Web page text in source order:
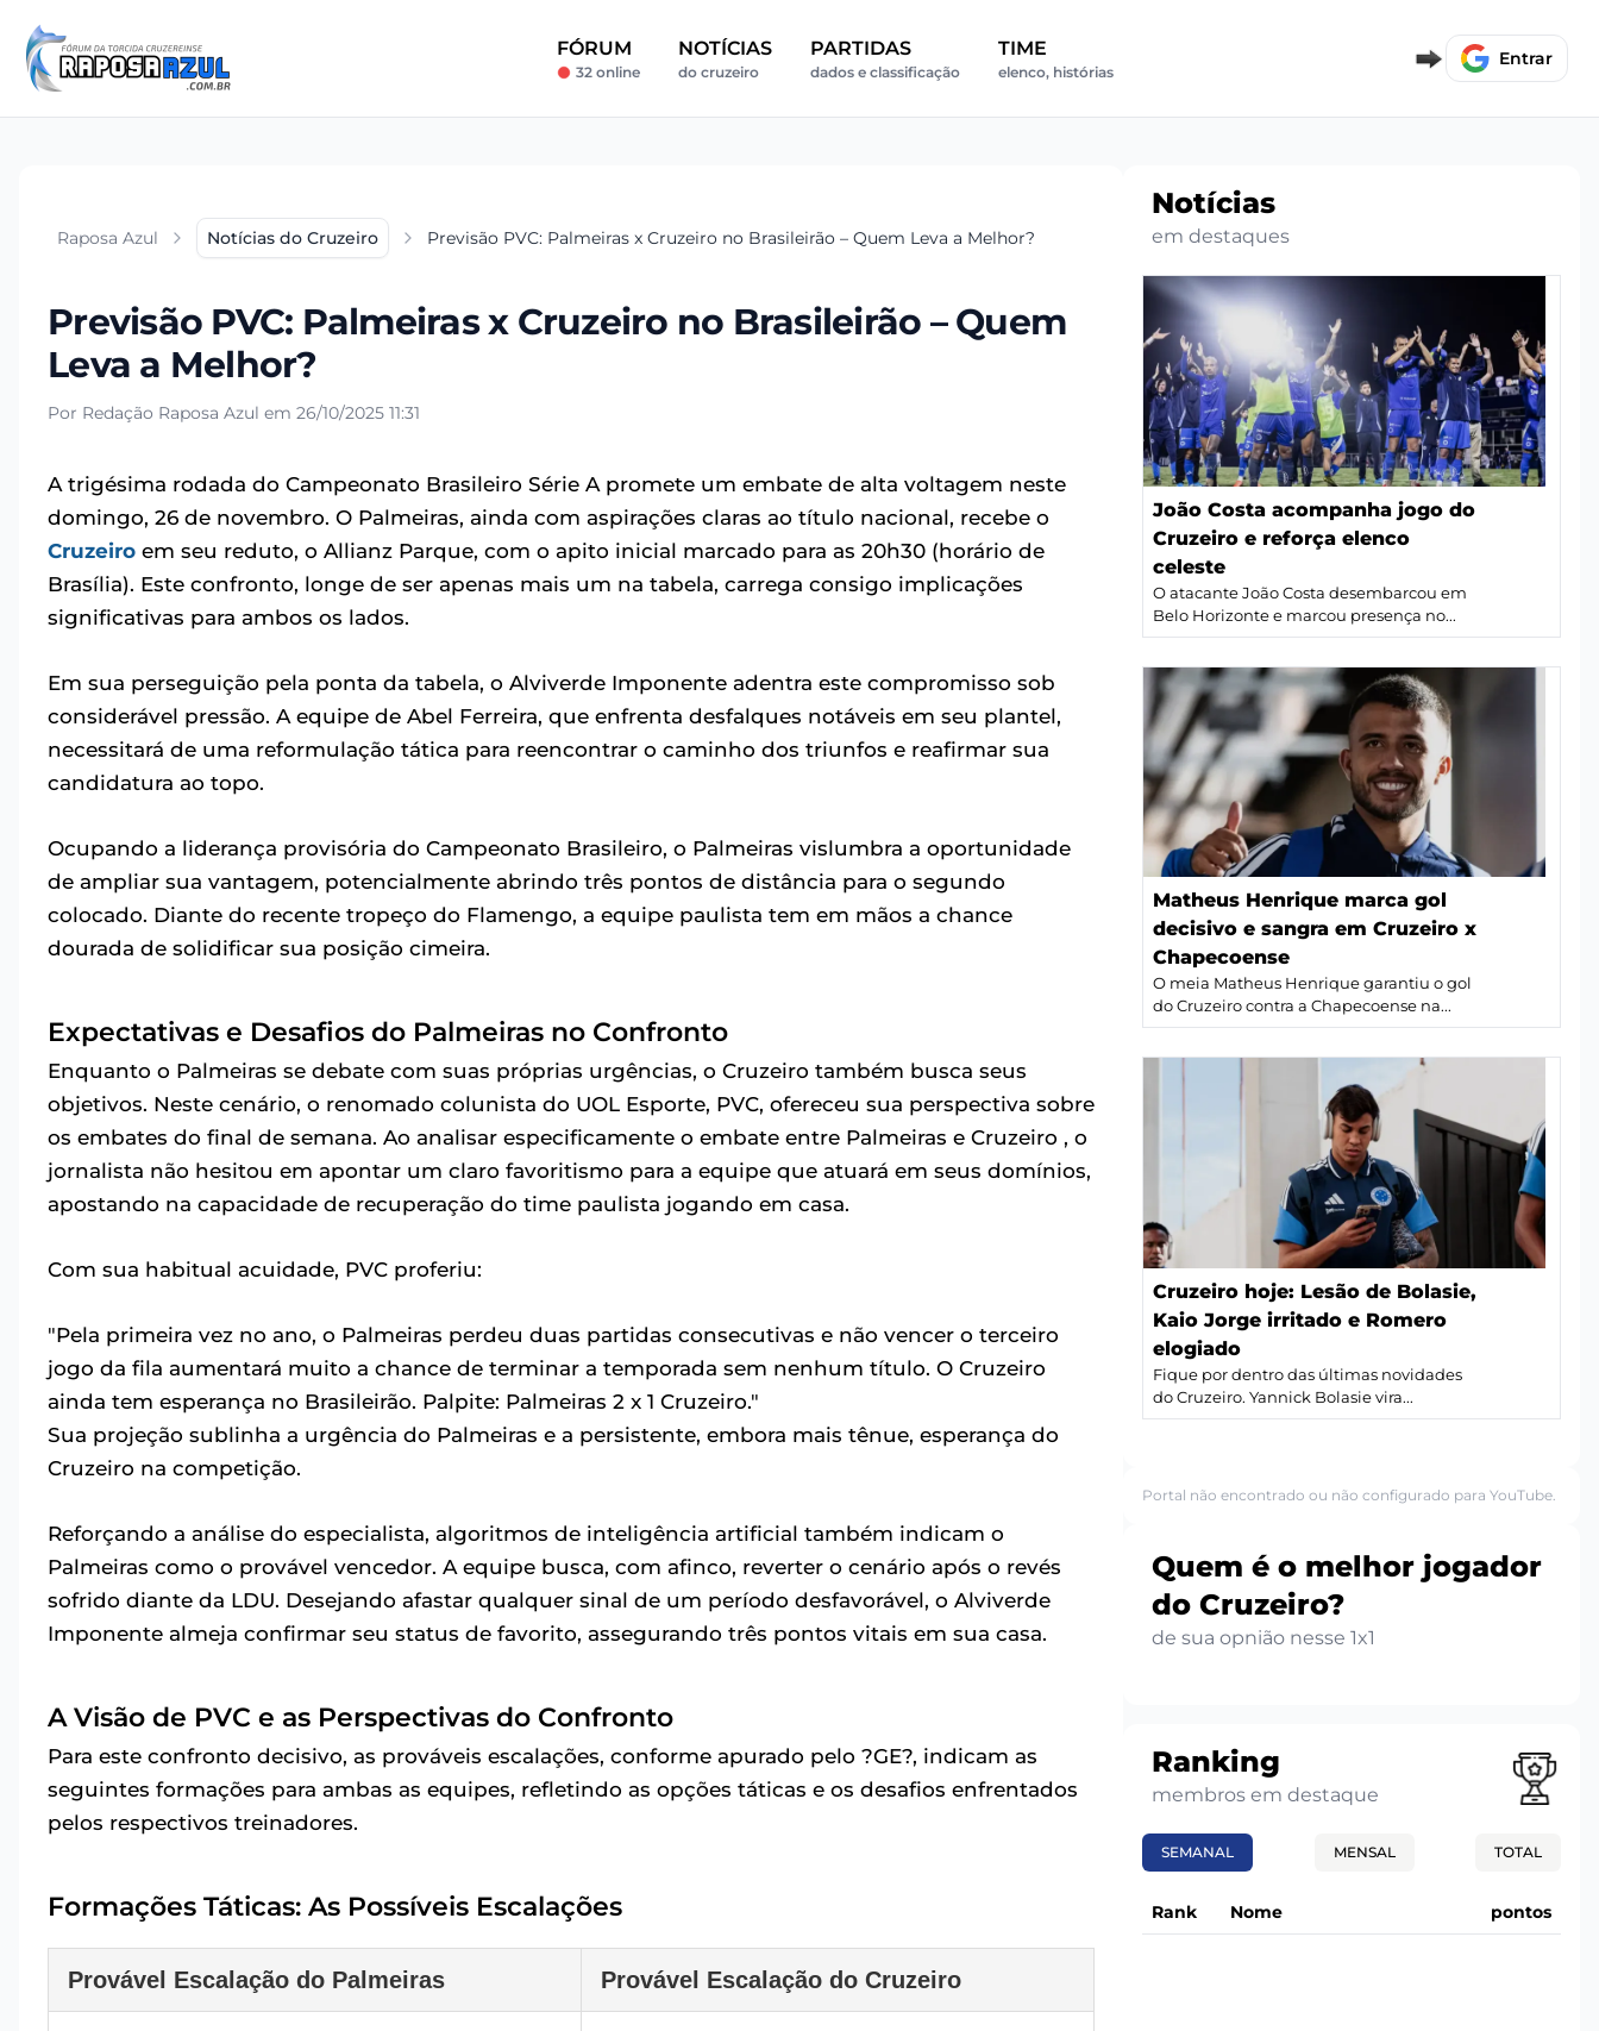
FÓRUM
32 online
NOTÍCIAS
do cruzeiro
PARTIDAS
dados e classificação
TIME
elenco, histórias
Entrar
Raposa Azul Notícias do Cruzeiro Previsão PVC: Palmeiras x Cruzeiro no Brasileirão – Quem Leva a Melhor?
Previsão PVC: Palmeiras x Cruzeiro no Brasileirão – Quem
Leva a Melhor?
Por Redação Raposa Azul em 26/10/2025 11:31
A trigésima rodada do Campeonato Brasileiro Série A promete um embate de alta voltagem neste
domingo, 26 de novembro. O Palmeiras, ainda com aspirações claras ao título nacional, recebe o
Cruzeiro em seu reduto, o Allianz Parque, com o apito inicial marcado para as 20h30 (horário de
Brasília). Este confronto, longe de ser apenas mais um na tabela, carrega consigo implicações
significativas para ambos os lados.
Em sua perseguição pela ponta da tabela, o Alviverde Imponente adentra este compromisso sob
considerável pressão. A equipe de Abel Ferreira, que enfrenta desfalques notáveis em seu plantel,
necessitará de uma reformulação tática para reencontrar o caminho dos triunfos e reafirmar sua
candidatura ao topo.
Ocupando a liderança provisória do Campeonato Brasileiro, o Palmeiras vislumbra a oportunidade
de ampliar sua vantagem, potencialmente abrindo três pontos de distância para o segundo
colocado. Diante do recente tropeço do Flamengo, a equipe paulista tem em mãos a chance
dourada de solidificar sua posição cimeira.
Expectativas e Desafios do Palmeiras no Confronto
Enquanto o Palmeiras se debate com suas próprias urgências, o Cruzeiro também busca seus
objetivos. Neste cenário, o renomado colunista do UOL Esporte, PVC, ofereceu sua perspectiva sobre
os embates do final de semana. Ao analisar especificamente o embate entre Palmeiras e Cruzeiro , o
jornalista não hesitou em apontar um claro favoritismo para a equipe que atuará em seus domínios,
apostando na capacidade de recuperação do time paulista jogando em casa.
Com sua habitual acuidade, PVC proferiu:
"Pela primeira vez no ano, o Palmeiras perdeu duas partidas consecutivas e não vencer o terceiro
jogo da fila aumentará muito a chance de terminar a temporada sem nenhum título. O Cruzeiro
ainda tem esperança no Brasileirão. Palpite: Palmeiras 2 x 1 Cruzeiro."
Sua projeção sublinha a urgência do Palmeiras e a persistente, embora mais tênue, esperança do
Cruzeiro na competição.
Reforçando a análise do especialista, algoritmos de inteligência artificial também indicam o
Palmeiras como o provável vencedor. A equipe busca, com afinco, reverter o cenário após o revés
sofrido diante da LDU. Desejando afastar qualquer sinal de um período desfavorável, o Alviverde
Imponente almeja confirmar seu status de favorito, assegurando três pontos vitais em sua casa.
A Visão de PVC e as Perspectivas do Confronto
Para este confronto decisivo, as prováveis escalações, conforme apurado pelo ?GE?, indicam as
seguintes formações para ambas as equipes, refletindo as opções táticas e os desafios enfrentados
pelos respectivos treinadores.
Formações Táticas: As Possíveis Escalações
Provável Escalação do Palmeiras Provável Escalação do Cruzeiro
Notícias
em destaques
João Costa acompanha jogo do
Cruzeiro e reforça elenco
celeste
O atacante João Costa desembarcou em
Belo Horizonte e marcou presença no...
Matheus Henrique marca gol
decisivo e sangra em Cruzeiro x
Chapecoense
O meia Matheus Henrique garantiu o gol
do Cruzeiro contra a Chapecoense na...
Cruzeiro hoje: Lesão de Bolasie,
Kaio Jorge irritado e Romero
elogiado
Fique por dentro das últimas novidades
do Cruzeiro. Yannick Bolasie vira...
Portal não encontrado ou não configurado para YouTube.
Quem é o melhor jogador
do Cruzeiro?
de sua opnião nesse 1x1
Ranking
membros em destaque
SEMANAL MENSAL TOTAL
Rank Nome pontos